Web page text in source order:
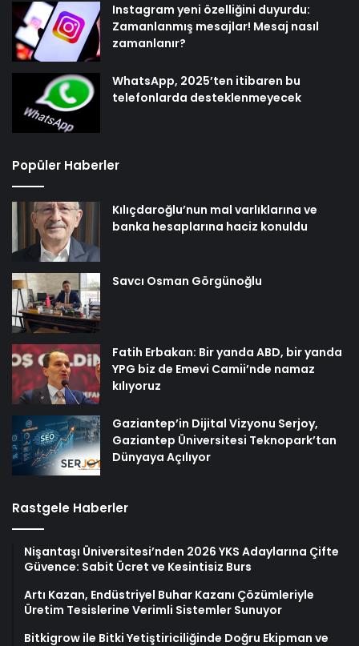
Instagram yeni özelliğini duyurdu:
Zamanlanmış mesajlar! Mesaj nasıl
zamanlanır?
WhatsApp, 2025’ten itibaren bu
telefonlarda desteklenmeyecek
Popüler Haberler
Kılıçdaroğlu’nun mal varlıklarına ve
banka hesaplarına haciz konuldu
Savcı Osman Görgünoğlu
Fatih Erbakan: Bir yanda ABD, bir yanda
YPG biz de Emevi Camii’nde namaz
kılıyoruz
Gaziantep’in Dijital Vizyonu Serjoy,
Gaziantep Üniversitesi Teknopark’tan
Dünyaya Açılıyor
Rastgele Haberler
Nişantaşı Üniversitesi’nden 2026 YKS Adaylarına Çifte
Güvence: Sabit Ücret ve Kesintisiz Burs
Artı Kazan, Endüstriyel Buhar Kazanı Çözümleriyle
Üretim Tesislerine Verimli Sistemler Sunuyor
Bitkigrow ile Bitki Yetiştiriciliğinde Doğru Ekipman ve